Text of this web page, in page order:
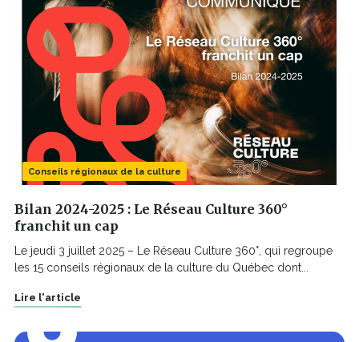
Conseils régionaux de la culture
Bilan 2024-2025 : Le Réseau Culture 360°
franchit un cap
Le jeudi 3 juillet 2025 – Le Réseau Culture 360°, qui regroupe
les 15 conseils régionaux de la culture du Québec dont...
Lire l'article